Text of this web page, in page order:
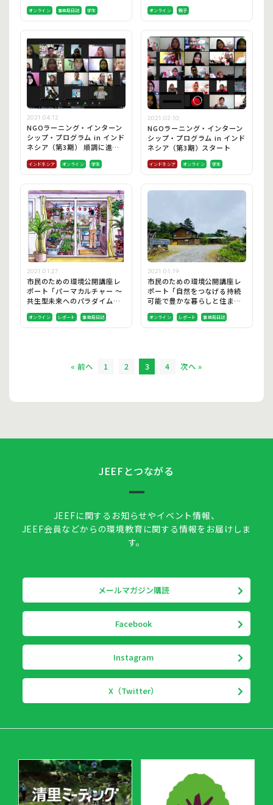
オンライン 事務局日誌 学生 オンライン 親子
2021.04.12
NGOラーニング・インターン
シップ・プログラム in インド
ネシア（第3期） 順調に進ん
インドネシア オンライン 学生
2021.02.10
NGOラーニング・インターン
シップ・プログラム in インド
ネシア（第3期）スタート
インドネシア オンライン 学生
2021.01.27
市民のための環境公開講座レ
ポート「パーマカルチャー ～
共生型未来へのパラダイムシ
フト」
オンライン レポート 事務局日誌
2021.01.19
市民のための環境公開講座レ
ポート「自然をつなげる持続
可能で豊かな暮らしと住ま
オンライン レポート 事務局日誌
« 前へ 1 2 3 4 次へ »
JEEFとつながる
JEEFに関するお知らせやイベント情報、
JEEF会員などからの環境教育に関する情報をお届けしま
す。
メールマガジン購読
Facebook
Instagram
X（Twitter）